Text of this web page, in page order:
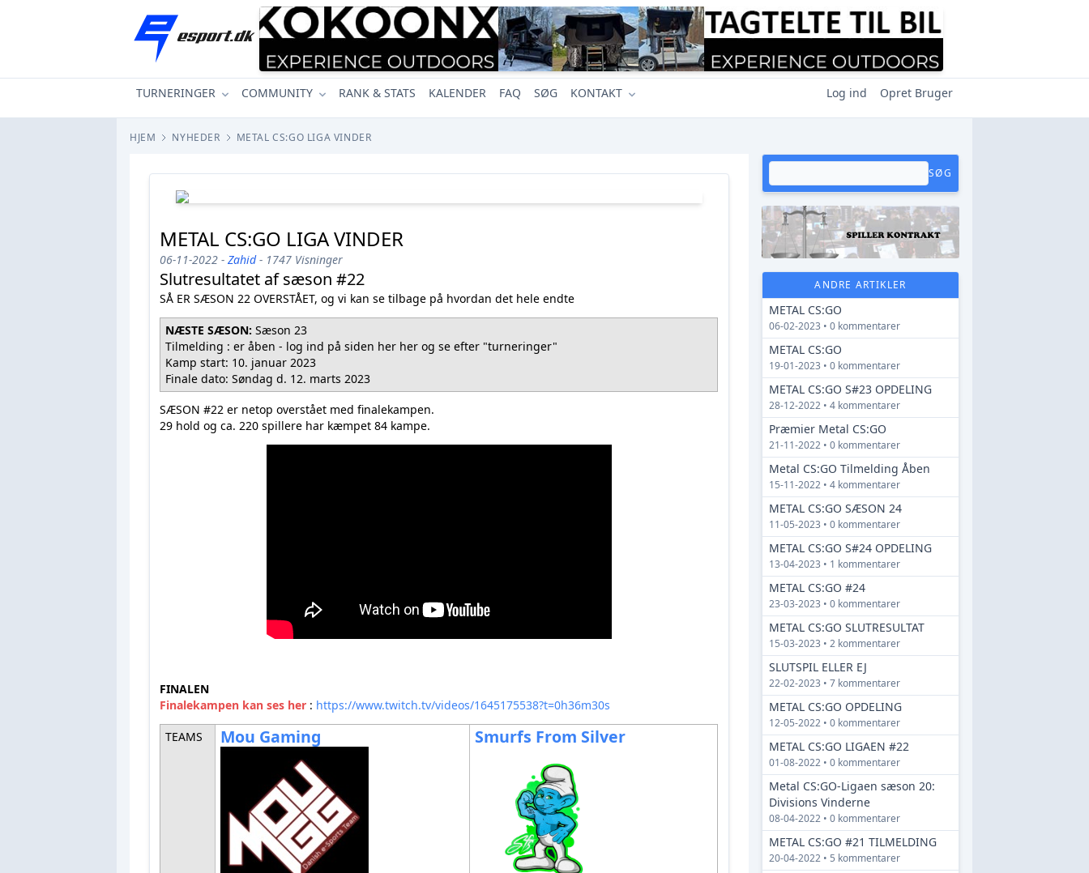
TURNERINGER COMMUNITY RANK & STATS KALENDER FAQ SØG KONTAKT Log ind Opret Bruger
HJEM NYHEDER METAL CS:GO LIGA VINDER
METAL CS:GO LIGA VINDER
06-11-2022 - Zahid- 1747 Visninger
Slutresultatet af sæson #22
SÅ ER SÆSON 22 OVERSTÅET, og vi kan se tilbage på hvordan det hele endte
NÆSTE SÆSON:Sæson 23
Tilmelding : er åben - log ind på siden her her og se efter "turneringer"
Kamp start: 10. januar 2023
Finale dato: Søndag d. 12. marts 2023
SÆSON #22 er netop overstået med finalekampen.
29 hold og ca. 220 spillere har kæmpet 84 kampe.
FINALEN
Finalekampen kan ses her : https://www.twitch.tv/videos/1645175538?t=0h36m30s
TEAMS Mou Gaming Smurfs From Silver
SØG
ANDRE ARTIKLER
METAL CS:GO
06-02-2023 • 0 kommentarer
METAL CS:GO
19-01-2023 • 0 kommentarer
METAL CS:GO S#23 OPDELING
28-12-2022 • 4 kommentarer
Præmier Metal CS:GO
21-11-2022 • 0 kommentarer
Metal CS:GO Tilmelding Åben
15-11-2022 • 4 kommentarer
METAL CS:GO SÆSON 24
11-05-2023 • 0 kommentarer
METAL CS:GO S#24 OPDELING
13-04-2023 • 1 kommentarer
METAL CS:GO #24
23-03-2023 • 0 kommentarer
METAL CS:GO SLUTRESULTAT
15-03-2023 • 2 kommentarer
SLUTSPIL ELLER EJ
22-02-2023 • 7 kommentarer
METAL CS:GO OPDELING
12-05-2022 • 0 kommentarer
METAL CS:GO LIGAEN #22
01-08-2022 • 0 kommentarer
Metal CS:GO-Ligaen sæson 20:
Divisions Vinderne
08-04-2022 • 0 kommentarer
METAL CS:GO #21 TILMELDING
20-04-2022 • 5 kommentarer